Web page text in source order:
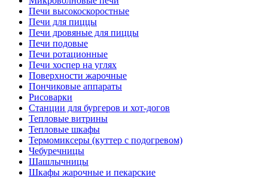
Печи высокоскоростные
Печи для пиццы
Печи дровяные для пиццы
Печи подовые
Печи ротационные
Печи хоспер на углях
Поверхности жарочные
Пончиковые аппараты
Рисоварки
Станции для бургеров и хот-догов
Тепловые витрины
Тепловые шкафы
Термомиксеры (куттер с подогревом)
Чебуречницы
Шашлычницы
Шкафы жарочные и пекарские